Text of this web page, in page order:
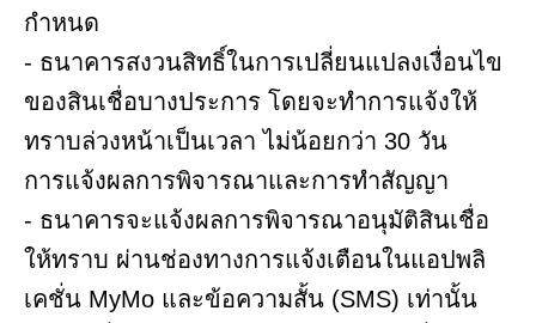
กำหนด
- ธนาคารสงวนสิทธิ์ในการเปลี่ยนแปลงเงื่อนไข
ของสินเชื่อบางประการ โดยจะทำการแจ้งให้
ทราบล่วงหน้าเป็นเวลา ไม่น้อยกว่า 30 วัน
การแจ้งผลการพิจารณาและการทำสัญญา
- ธนาคารจะแจ้งผลการพิจารณาอนุมัติสินเชื่อ
ให้ทราบ ผ่านช่องทางการแจ้งเตือนในแอปพลิ
เคชั่น MyMo และข้อความสั้น (SMS) เท่านั้น